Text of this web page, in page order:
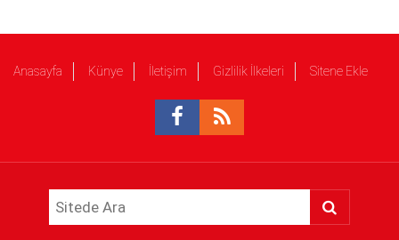
Anasayfa Künye İletişim Gizlilik İlkeleri Sitene Ekle